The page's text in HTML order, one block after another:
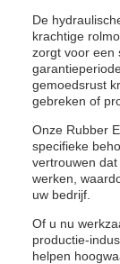
De
krachtige
zorgt voor een
gemoedsrust
gebreken of
Onze Rubber
specifieke
vertrouwen
werken,
uw bedrijf.
Of u nu
productie-
helpen